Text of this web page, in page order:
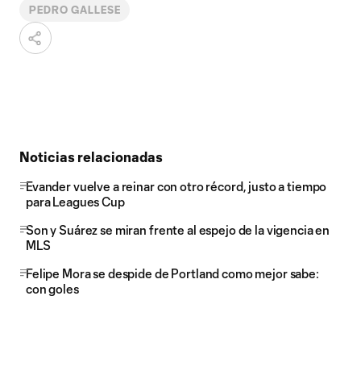
PEDRO GALLESE
Noticias relacionadas
Evander vuelve a reinar con otro récord, justo a tiempo
para Leagues Cup
Son y Suárez se miran frente al espejo de la vigencia en
MLS
Felipe Mora se despide de Portland como mejor sabe:
con goles